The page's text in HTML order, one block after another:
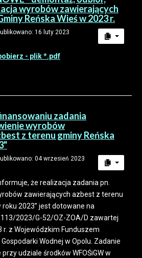
wyrobów zawierających
Reńska Wieś w 2023 r.
16 luty 2023
- plik *.pdf
zadania
wyrobów
z terenu gminy Reńska
04 wrzesień 2023
że realizacja zadania pn.
zawierających azbest z terenu
roku 2023” jest dotowane na
2023/G-52/OZ-ZOA/D zawartej
r. z Wojewódzkim Funduszem
Wodnej w Opolu. Zadanie
udziale środków WFOŚiGW w